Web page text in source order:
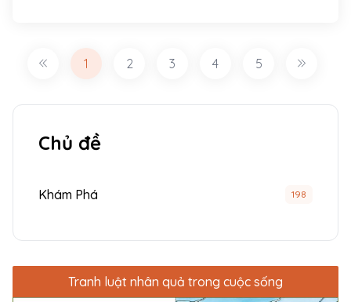
1 2 3 4 5
Chủ đề
Khám Phá 198
Tranh luật nhân quả trong cuộc sống